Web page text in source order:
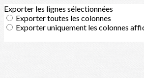
Exporter les lignes sélectionnées
Exporter toutes les colonnes
Exporter uniquement les colonnes